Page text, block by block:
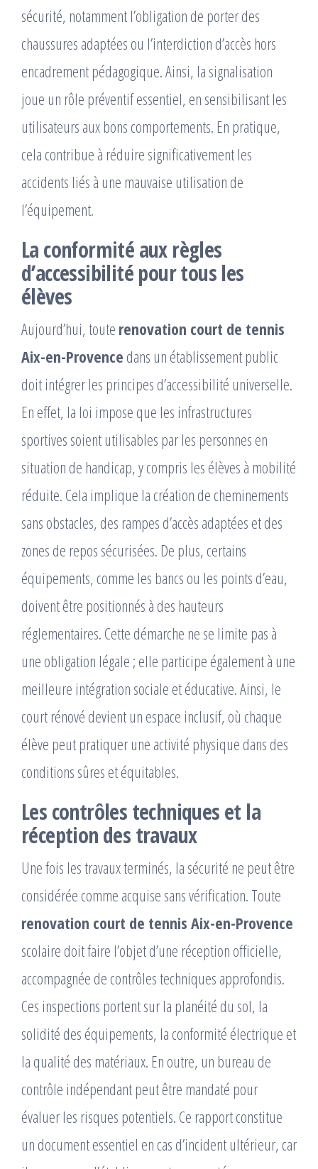
sécurité, notamment l’obligation de porter des
chaussures adaptées ou l’interdiction d’accès hors
encadrement pédagogique. Ainsi, la signalisation
joue un rôle préventif essentiel, en sensibilisant les
utilisateurs aux bons comportements. En pratique,
cela contribue à réduire significativement les
accidents liés à une mauvaise utilisation de
l’équipement.
La conformité aux règles
d’accessibilité pour tous les
élèves
Aujourd’hui, toute renovation court de tennis
Aix-en-Provence dans un établissement public
doit intégrer les principes d’accessibilité universelle.
En effet, la loi impose que les infrastructures
sportives soient utilisables par les personnes en
situation de handicap, y compris les élèves à mobilité
réduite. Cela implique la création de cheminements
sans obstacles, des rampes d’accès adaptées et des
zones de repos sécurisées. De plus, certains
équipements, comme les bancs ou les points d’eau,
doivent être positionnés à des hauteurs
réglementaires. Cette démarche ne se limite pas à
une obligation légale ; elle participe également à une
meilleure intégration sociale et éducative. Ainsi, le
court rénové devient un espace inclusif, où chaque
élève peut pratiquer une activité physique dans des
conditions sûres et équitables.
Les contrôles techniques et la
réception des travaux
Une fois les travaux terminés, la sécurité ne peut être
considérée comme acquise sans vérification. Toute
renovation court de tennis Aix-en-Provence
scolaire doit faire l’objet d’une réception officielle,
accompagnée de contrôles techniques approfondis.
Ces inspections portent sur la planéité du sol, la
solidité des équipements, la conformité électrique et
la qualité des matériaux. En outre, un bureau de
contrôle indépendant peut être mandaté pour
évaluer les risques potentiels. Ce rapport constitue
un document essentiel en cas d’incident ultérieur, car